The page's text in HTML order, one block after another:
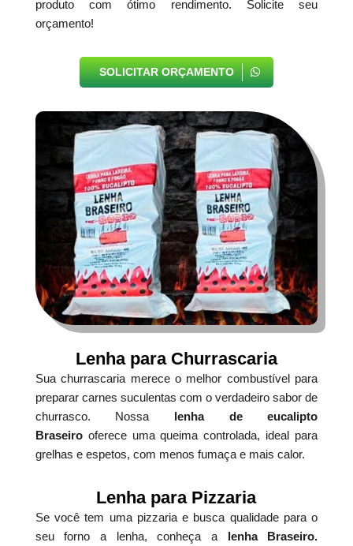
produto com ótimo rendimento. Solicite seu
orçamento!
SOLICITAR ORÇAMENTO
Lenha para Churrascaria
Sua churrascaria merece o melhor combustível para
preparar carnes suculentas com o verdadeiro sabor de
churrasco. Nossa lenha de eucalipto
Braseirooferece uma queima controlada, ideal para
grelhas e espetos, com menos fumaça e mais calor.
Lenha para Pizzaria
Se você tem uma pizzaria e busca qualidade para o
seu forno a lenha, conheça a lenha Braseiro.